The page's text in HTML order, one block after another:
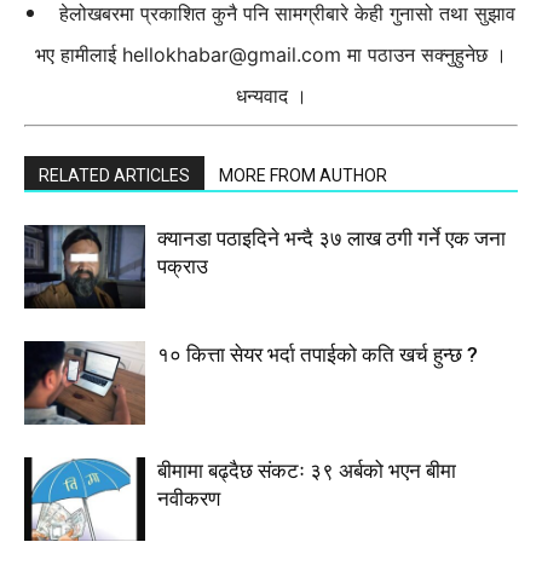
हेलोखबरमा प्रकाशित कुनै पनि सामग्रीबारे केही गुनासो तथा सुझाव
भए हामीलाई hellokhabar@gmail.com मा पठाउन सक्नुहुनेछ ।
धन्यवाद ।
RELATED ARTICLES MORE FROM AUTHOR
क्यानडा पठाइदिने भन्दै ३७ लाख ठगी गर्ने एक जना
पक्राउ
१० कित्ता सेयर भर्दा तपाईको कति खर्च हुन्छ ?
बीमामा बढ्दैछ संकटः ३९ अर्बको भएन बीमा
नवीकरण